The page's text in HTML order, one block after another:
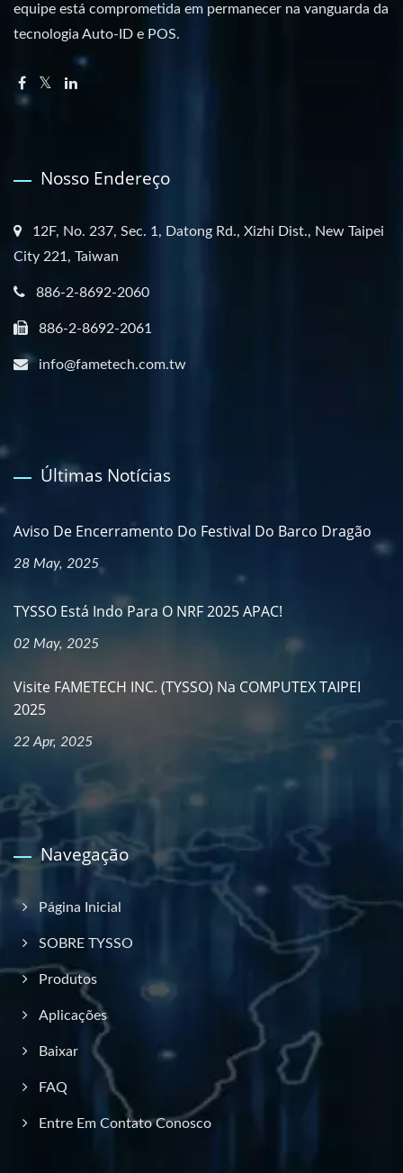
equipe está comprometida em permanecer na vanguarda da
tecnologia Auto-ID e POS.
Nosso Endereço
12F, No. 237, Sec. 1, Datong Rd., Xizhi Dist., New Taipei
City 221, Taiwan
886-2-8692-2060
886-2-8692-2061
info@fametech.com.tw
Últimas Notícias
Aviso De Encerramento Do Festival Do Barco Dragão
28 May, 2025
TYSSO Está Indo Para O NRF 2025 APAC!
02 May, 2025
Visite FAMETECH INC. (TYSSO) Na COMPUTEX TAIPEI
2025
22 Apr, 2025
Navegação
Página Inicial
SOBRE TYSSO
Produtos
Aplicações
Baixar
FAQ
Entre Em Contato Conosco